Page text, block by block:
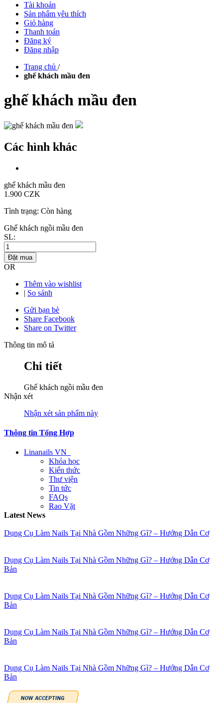
Tài khoản
Sản phẩm yêu thích
Giỏ hàng
Thanh toán
Đăng ký
Đăng nhập
Trang chủ /
ghế khách mầu đen
ghế khách mầu đen
Các hình khác
ghế khách mầu đen
1.900 CZK
Tình trạng: Còn hàng
Ghế khách ngồi mầu đen
SL:
Đặt mua
OR
Thêm vào wishlist
| So sánh
Gửi bạn bè
Share Facebook
Share on Twitter
Thông tin mô tả
Chi tiết
Ghế khách ngồi mầu đen
Nhận xét
Nhận xét sản phẩm này
Thông tin Tổng Hợp
Linanails VN
Khóa học
Kiến thức
Thư viện
Tin tức
FAQs
Rao Vặt
Latest News
Dụng Cụ Làm Nails Tại Nhà Gồm Những Gì? – Hướng Dẫn Cơ
Dụng Cụ Làm Nails Tại Nhà Gồm Những Gì? – Hướng Dẫn Cơ
Bản
Dụng Cụ Làm Nails Tại Nhà Gồm Những Gì? – Hướng Dẫn Cơ
Bản
Dụng Cụ Làm Nails Tại Nhà Gồm Những Gì? – Hướng Dẫn Cơ
Bản
Dụng Cụ Làm Nails Tại Nhà Gồm Những Gì? – Hướng Dẫn Cơ
Bản